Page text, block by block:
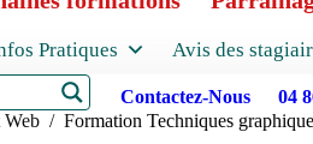
Pratiques Avis des
Contactez-Nous 04
Web Formation Techniques